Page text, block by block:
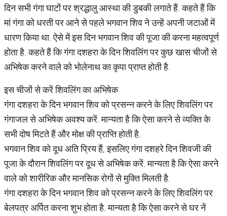
दिन सभी गंगा घाटों पर श्रद्धालु आस्था की डुबकी लगाते हैं. कहते हैं कि
मां गंगा को धरती पर आने से पहले भगवान शिव ने उन्हें अपनी जटाओं में
धारण किया था. ऐसे में इस दिन भगवान शिव की पूजा की करना महत्वपूर्ण
होता है. कहते हैं कि गंगा दशहरा के दिन शिवलिंग पर कुछ खास चीजों से
अभिषेक करने वाले को भोलेनाथ का कृपा प्राप्त होती है.
इस चीजों से करें शिवलिंग का अभिषेक
गंगा दशहरा के दिन भगवान शिव को प्रसन्न करने के लिए शिवलिंग पर
गंगाजल से अभिषेक अवश्य करें. मान्यता है कि ऐसा करने से व्यक्ति के
सभी दोष मिटते हैं और मोक्ष की प्राप्ति होती है.
भगवान शिव को दूध अति प्रिय हैं, इसलिए गंगा दशहरे दिन शिवजी की
पूजा के दौरान शिवलिंग पर दूध से अभिषेक करें. मान्यता है कि ऐसा करने
वाले को शारीरिक और मानसिक रोगों से मुक्ति मिलती है.
गंगा दशहरा के दिन भगवान शिव को प्रसन्न करने के लिए शिवलिंग पर
बेलपत्र अर्पित करना शुभ होता है. मान्यता है कि ऐसा करने से घर नें